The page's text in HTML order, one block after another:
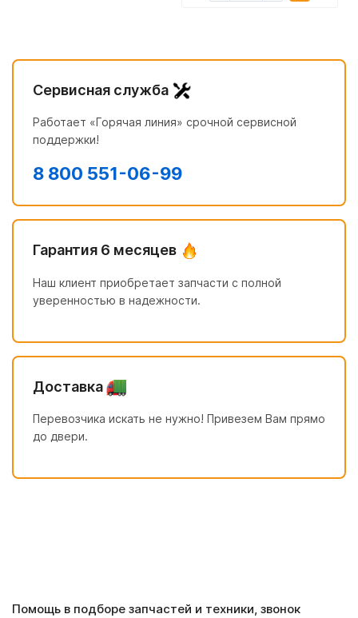
Сервисная служба
Работает «Горячая линия» срочной сервисной
поддержки!
8 800 551-06-99
Гарантия 6 месяцев
Наш клиент приобретает запчасти с полной
уверенностью в надежности.
Доставка
Перевозчика искать не нужно! Привезем Вам прямо
до двери.
Помощь в подборе запчастей и техники, звонок